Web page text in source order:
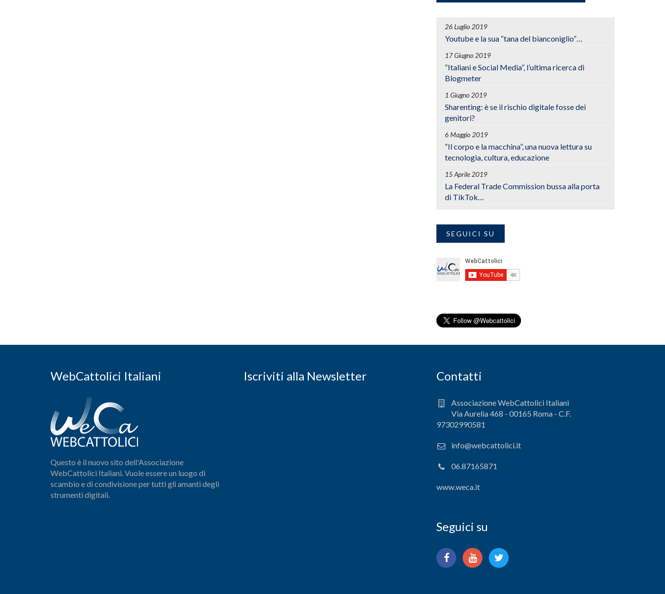
26 Luglio 2019
Youtube e la sua “tana del bianconiglio”…
17 Giugno 2019
“Italiani e Social Media”, l’ultima ricerca di
Blogmeter
1 Giugno 2019
Sharenting: è se il rischio digitale fosse dei
genitori?
6 Maggio 2019
“Il corpo e la macchina”, una nuova lettura su
tecnologia, cultura, educazione
15 Aprile 2019
La Federal Trade Commission bussa alla porta
di TikTok…
SEGUICI SU
WebCattolici Italiani
Questo è il nuovo sito dell'Associazione
WebCattolici Italiani. Vuole essere un luogo di
scambio e di condivisione per tutti gli amanti degli
strumenti digitali.
Iscriviti alla Newsletter Contatti
Associazione WebCattolici Italiani
Via Aurelia 468 - 00165 Roma - C.F.
97302990581
info@webcattolici.it
06.87165871
www.weca.it
Seguici su